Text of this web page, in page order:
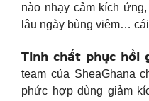
nào nhạy cảm kích
lâu ngày bùng viêm…
𝗧𝗶𝗻𝗵 𝗰𝗵𝗮̂́𝘁 𝗽𝗵𝘂̣𝗰 𝗵𝗼̂̀𝗶
team của SheaGhana
phức hợp dùng giảm